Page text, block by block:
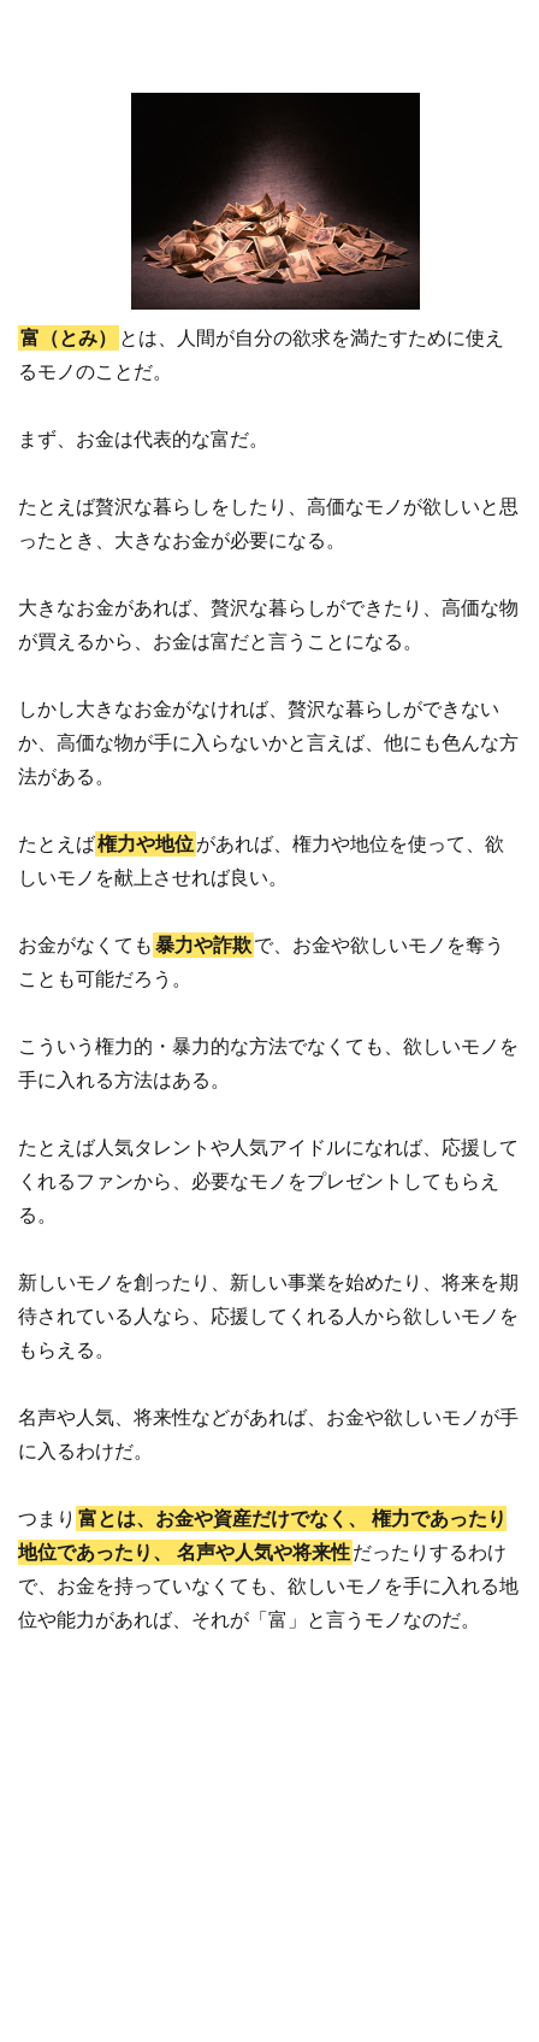
富（とみ）
とは、人間が自分の欲求を満たすために使え
るモノのことだ。
まず、お金は代表的な富だ。
たとえば贅沢な暮らしをしたり、高価なモノが欲しいと思
ったとき、大きなお金が必要になる。
大きなお金があれば、贅沢な暮らしができたり、高価な物
が買えるから、お金は富だと言うことになる。
しかし大きなお金がなければ、贅沢な暮らしができない
か、高価な物が手に入らないかと言えば、他にも色んな方
法がある。
たとえば権力や地位があれば、権力や地位を使って、欲
しいモノを献上させれば良い。
お金がなくても 暴力や詐欺で、お金や欲しいモノを奪う
ことも可能だろう。
こういう権力的・暴力的な方法でなくても、欲しいモノを
手に入れる方法はある。
たとえば人気タレントや人気アイドルになれば、応援して
くれるファンから、必要なモノをプレゼントしてもらえ
る。
新しいモノを創ったり、新しい事業を始めたり、将来を期
待されている人なら、応援してくれる人から欲しいモノを
もらえる。
名声や人気、将来性などがあれば、お金や欲しいモノが手
に入るわけだ。
つまり 富とは、お金や資産だけでなく、
権力であったり
地位であったり、
名声や人気や将来性だったりするわけ
で、お金を持っていなくても、欲しいモノを手に入れる地
位や能力があれば、それが「富」と言うモノなのだ。